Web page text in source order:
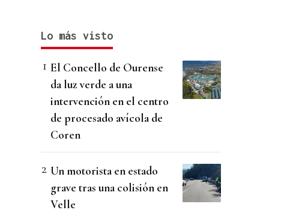
Lo más visto
El Concello de Ourense
da luz verde a una
intervención en el centro
de procesado avícola de
Coren
Un motorista en estado
grave tras una colisión en
Velle